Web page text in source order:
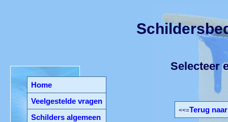
Home
Veelgestelde vragen
Schilders algemeen
Selecteer
<<=Terug